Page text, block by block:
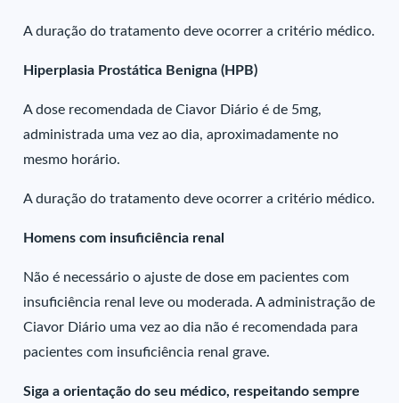
A duração do tratamento deve ocorrer a critério médico.
Hiperplasia Prostática Benigna (HPB)
A dose recomendada de Ciavor Diário é de 5mg,
administrada uma vez ao dia, aproximadamente no
mesmo horário.
A duração do tratamento deve ocorrer a critério médico.
Homens com insuficiência renal
Não é necessário o ajuste de dose em pacientes com
insuficiência renal leve ou moderada. A administração de
Ciavor Diário uma vez ao dia não é recomendada para
pacientes com insuficiência renal grave.
Siga a orientação do seu médico, respeitando sempre